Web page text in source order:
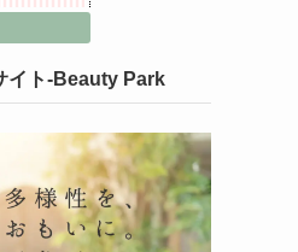
イト-Beauty Park